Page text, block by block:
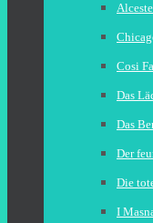
Alceste
Cosi
Das
Das
Der
Die
I